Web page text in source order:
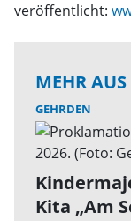
veröffentlicht:
MEHR
GEHRDEN
Kita „Am